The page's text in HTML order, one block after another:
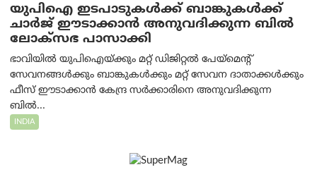
യുപിഐ ഇടപാടുകൾക്ക് ബാങ്കുകൾക്ക്
ചാർജ് ഈടാക്കാൻ അനുവദിക്കുന്ന ബിൽ
ലോക്‌സഭ പാസാക്കി
ഭാവിയിൽ യുപിഐയ്ക്കും മറ്റ് ഡിജിറ്റൽ പേയ്‌മെന്റ്
സേവനങ്ങൾക്കും ബാങ്കുകൾക്കും മറ്റ് സേവന ദാതാക്കൾക്കും
ഫീസ് ഈടാക്കാൻ കേന്ദ്ര സർക്കാരിനെ അനുവദിക്കുന്ന
ബിൽ...
INDIA